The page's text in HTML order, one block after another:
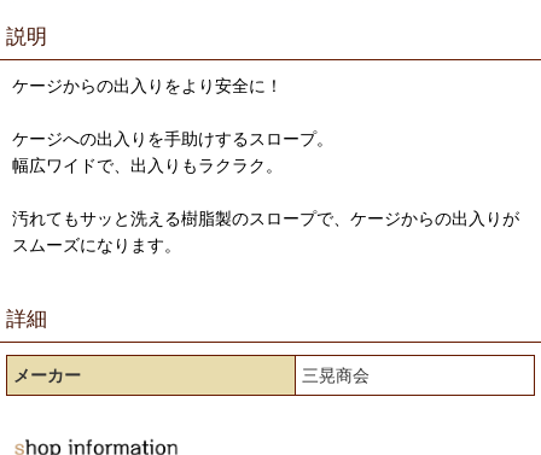
説明
ケージからの出入りをより安全に！
ケージへの出入りを手助けするスロープ。
幅広ワイドで、出入りもラクラク。
汚れてもサッと洗える樹脂製のスロープで、ケージからの出入りが
スムーズになります。
詳細
メーカー 三晃商会